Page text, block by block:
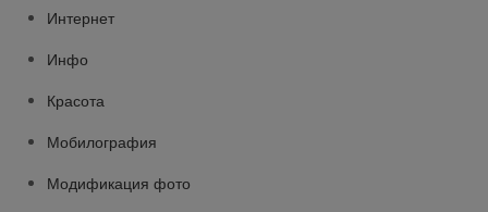
Интернет
Инфо
Красота
Мобилография
Модификация фото